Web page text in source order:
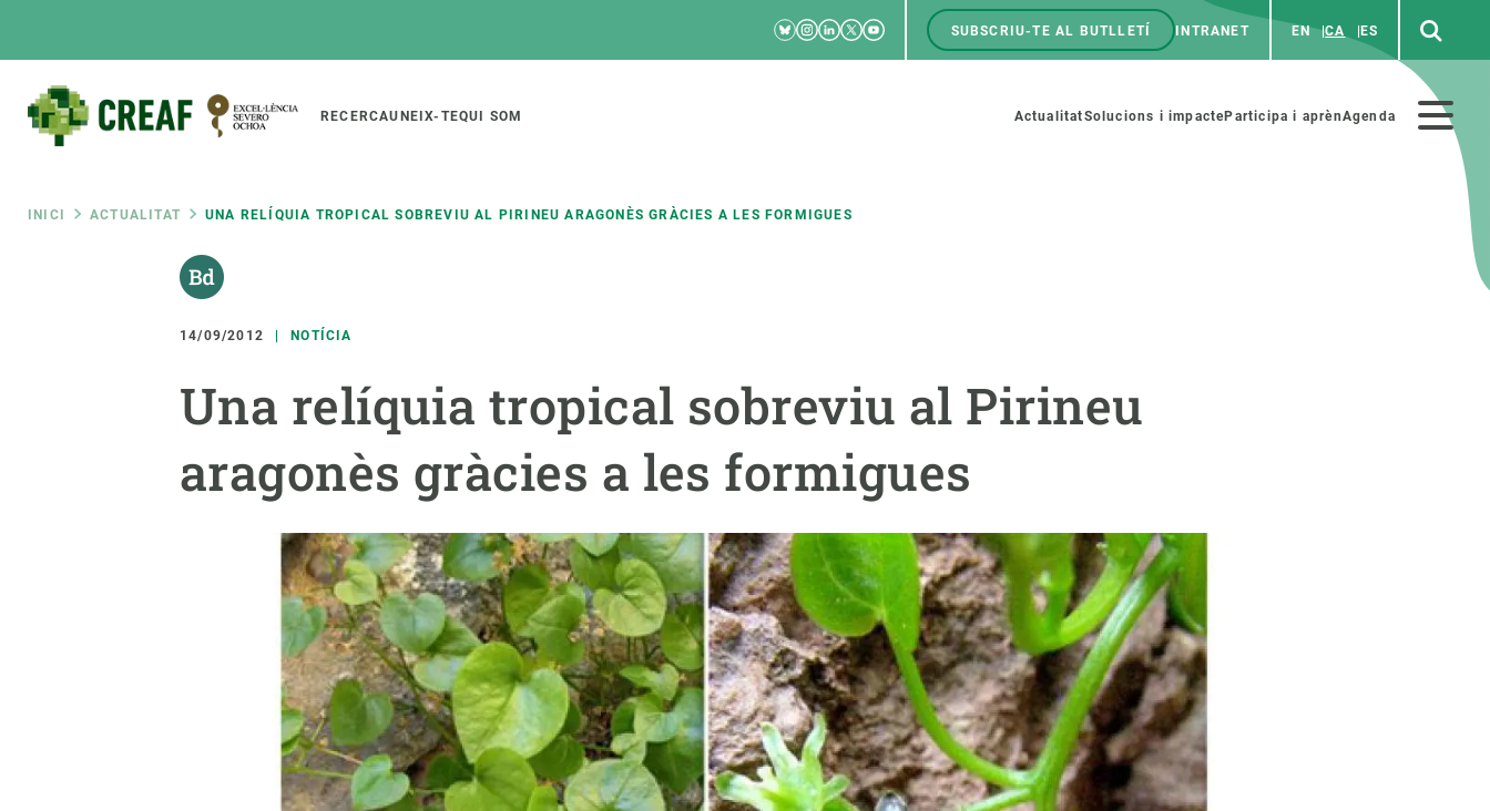
RRSS
Bluesky
Instagram
Linkedin
TwitterYoutube
Menú
SUBSCRIU-TE AL BUTLLETÍ INTRANET EN CA ES
Main
navigation
RECERCAUNEIX-TEQUI SOM
Menú
ActualitatSolucions i impacteParticipa i aprènAgenda
Fil
d'ariadna
INICI ACTUALITAT UNA RELÍQUIA TROPICAL SOBREVIU AL PIRINEU ARAGONÈS GRÀCIES A LES FORMIGUES
14/09/2012 NOTÍCIA
Una relíquia tropical sobreviu al Pirineu
aragonès gràcies a les formigues
Featured
responsive
Responsive
menu
SOBRE NOSALTRES
Organització institucional
Equitat, Diversitat i Inclusió (EDI)
Ciència oberta i gestió del coneixement
Biodiversitat
Canvi global
Funcionament dels ecosistemes
Observació de la terra
Temes transversals
Publicacions
Synthesis Actions
Solucions
Política i gestió
Oportunitats acadèmiques
Demana la teva beca ERC
Programa de màsters i doctorat
Vine de visitant o sabàtic
Segell de bones pràctiques HRS4R
Un lloc on créixer
Desenvolupament de carrera
Seminaris i activitats internes
T’oferim formació
Fes ciència amb nosaltres
Canvi global